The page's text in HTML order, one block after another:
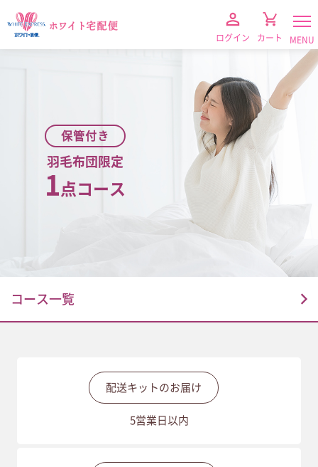
MENU
ログイン カート
保管付き
羽毛布団限定
1 点コース
コース一覧
配送キットのお届け
5営業日以内
（保管なし）
布団クリーニング
着物クリーニング
プレミアムクリーニング